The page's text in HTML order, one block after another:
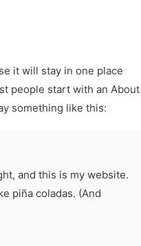
it will stay in one place
people start with an About
something like this:
and this is my website.
piña coladas. (And